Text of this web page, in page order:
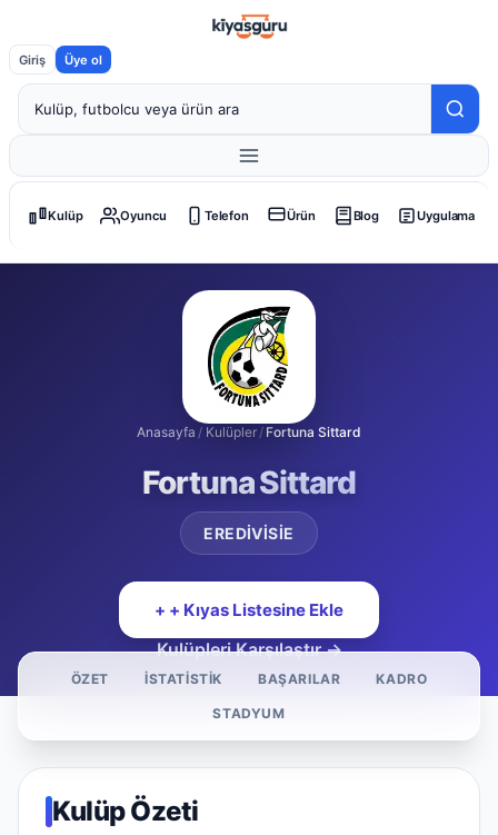
Giriş Üye ol
Kulüp Oyuncu Telefon Ürün Blog Uygulama
Anasayfa / Kulüpler / Fortuna Sittard
Fortuna Sittard
EREDIVISIE
+ + Kıyas Listesine Ekle
Kulüpleri Karşılaştır →
ÖZET İSTATISTIK BAŞARILAR KADRO
STADYUM
Kulüp Özeti